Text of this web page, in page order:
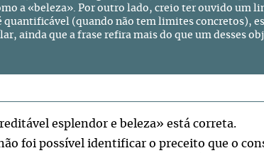
a «beleza». Por outro lado, creio ter ouvido um
quantificável (quando não tem limites concretos),
ainda que a frase refira mais do que um desses
esplendor e beleza» está correta.
foi possível identificar o preceito que o